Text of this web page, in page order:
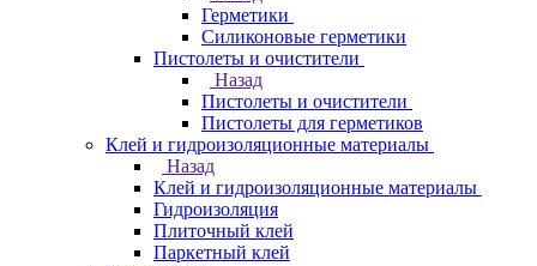
Герметики
Силиконовые герметики
Пистолеты и очистители
Назад
Пистолеты и очистители
Пистолеты для герметиков
Клей и гидроизоляционные материалы
Назад
Клей и гидроизоляционные материалы
Гидроизоляция
Плиточный клей
Паркетный клей